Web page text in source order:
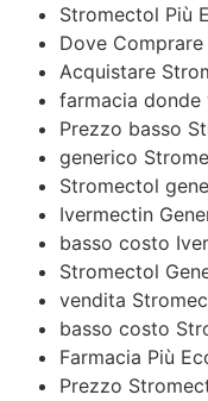
Stromectol Più
Dove
Acquistare
farmacia donde
Prezzo basso
generico
Stromectol
Ivermectin
basso costo
Stromectol
vendita
basso costo
Farmacia Più
Prezzo